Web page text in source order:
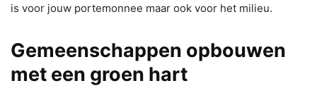
is voor jouw portemonnee maar ook voor het milieu.
Gemeenschappen opbouwen
met een groen hart